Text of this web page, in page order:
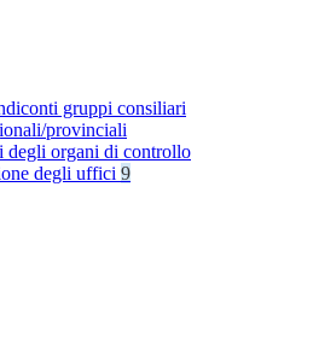
gruppi consiliari
provinciali
degli organi di controllo
degli uffici 9